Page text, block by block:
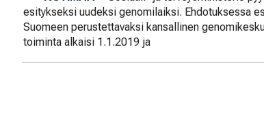
esitykseksi uudeksi genomilaiksi. Ehdotuksessa
Suomeen perustettavaksi kansallinen
toiminta alkaisi 1.1.2019 ja